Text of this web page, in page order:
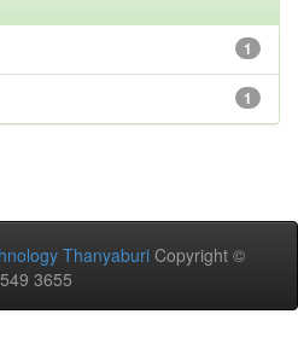
1
1
Thanyaburi Copyright ©
3655